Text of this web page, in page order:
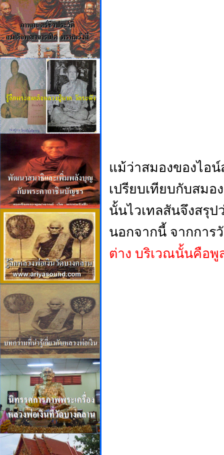
แม้ว่าสมองของไอ
เปรียบเทียบกับสมอ
นั้นไวเทลสันจึงสรุป
นอกจากนี้ จากการ
ต่าง บริเวณนั้นคือพู